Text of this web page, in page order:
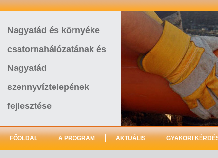
Nagyatád és környéke
csatornahálózatának és
Nagyatád
szennyvíztelepének
fejlesztése
FŐOLDAL A PROGRAM AKTUÁLIS GYAKORI